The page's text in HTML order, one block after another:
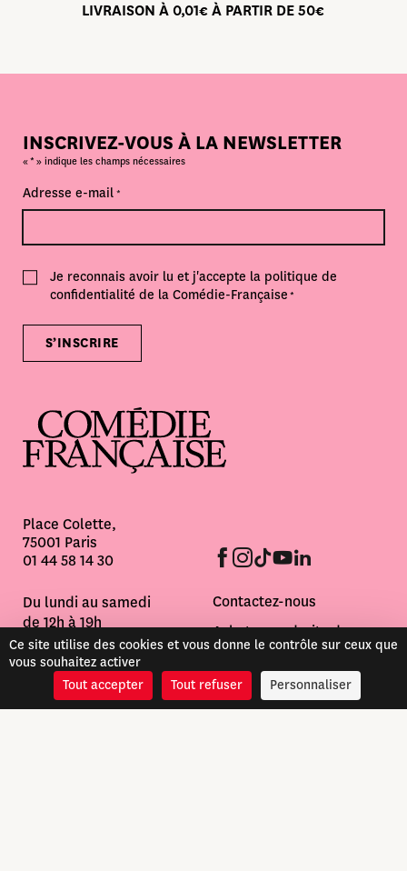
Questions fréquentes
Contactez-nous
LIVRAISON À 0,01€ À PARTIR DE 50€
INSCRIVEZ-VOUS À LA NEWSLETTER
«* » indique les champs nécessaires
Adresse e-mail *
Consent
*
Je reconnais avoir lu et j'accepte la politique de
confidentialité de la Comédie-Française*
S’INSCRIRE
Place Colette,
75001 Paris
01 44 58 14 30
Du lundi au samedi
de 12h à 19h
Fermeture le dimanche
Fermeture au mois d'août
Contactez-nous
Achat avec droits de
diffusion des DVD pour
votre établissement
scolaire
Ce site utilise des cookies et vous donne le contrôle sur ceux que
vous souhaitez activer
Tout accepter
Tout refuser Personnaliser